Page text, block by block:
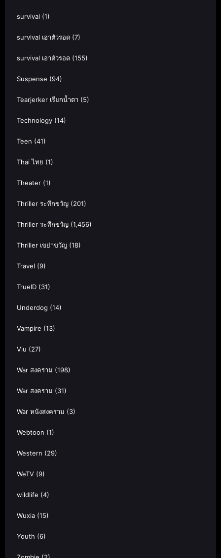
survival (1)
survival เอาตัวรอด (7)
survival เอาตัวรอด (155)
Suspense (94)
Tearjerker เรียกน้ำตา (5)
Technology (14)
Teen (41)
Thai ไทย (1)
Theater (1)
Thriller ระทึกขวัญ (201)
Thriller ระทึกขวัญ (1,456)
Thriller เขย่าขวัญ (18)
Travel (9)
TrueID (31)
Underdog (14)
Vampire (13)
Viu (27)
War สงคราม (198)
War สงคราม (31)
War หนังสงคราม (3)
Webtoon (1)
Western (29)
WeTV (9)
wildlife (4)
Wuxia (15)
Youth (6)